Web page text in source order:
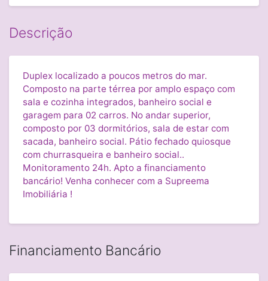
Descrição
Duplex localizado a poucos metros do mar.
Composto na parte térrea por amplo espaço com
sala e cozinha integrados, banheiro social e
garagem para 02 carros. No andar superior,
composto por 03 dormitórios, sala de estar com
sacada, banheiro social. Pátio fechado quiosque
com churrasqueira e banheiro social..
Monitoramento 24h. Apto a financiamento
bancário! Venha conhecer com a Supreema
Imobiliária !
Financiamento Bancário